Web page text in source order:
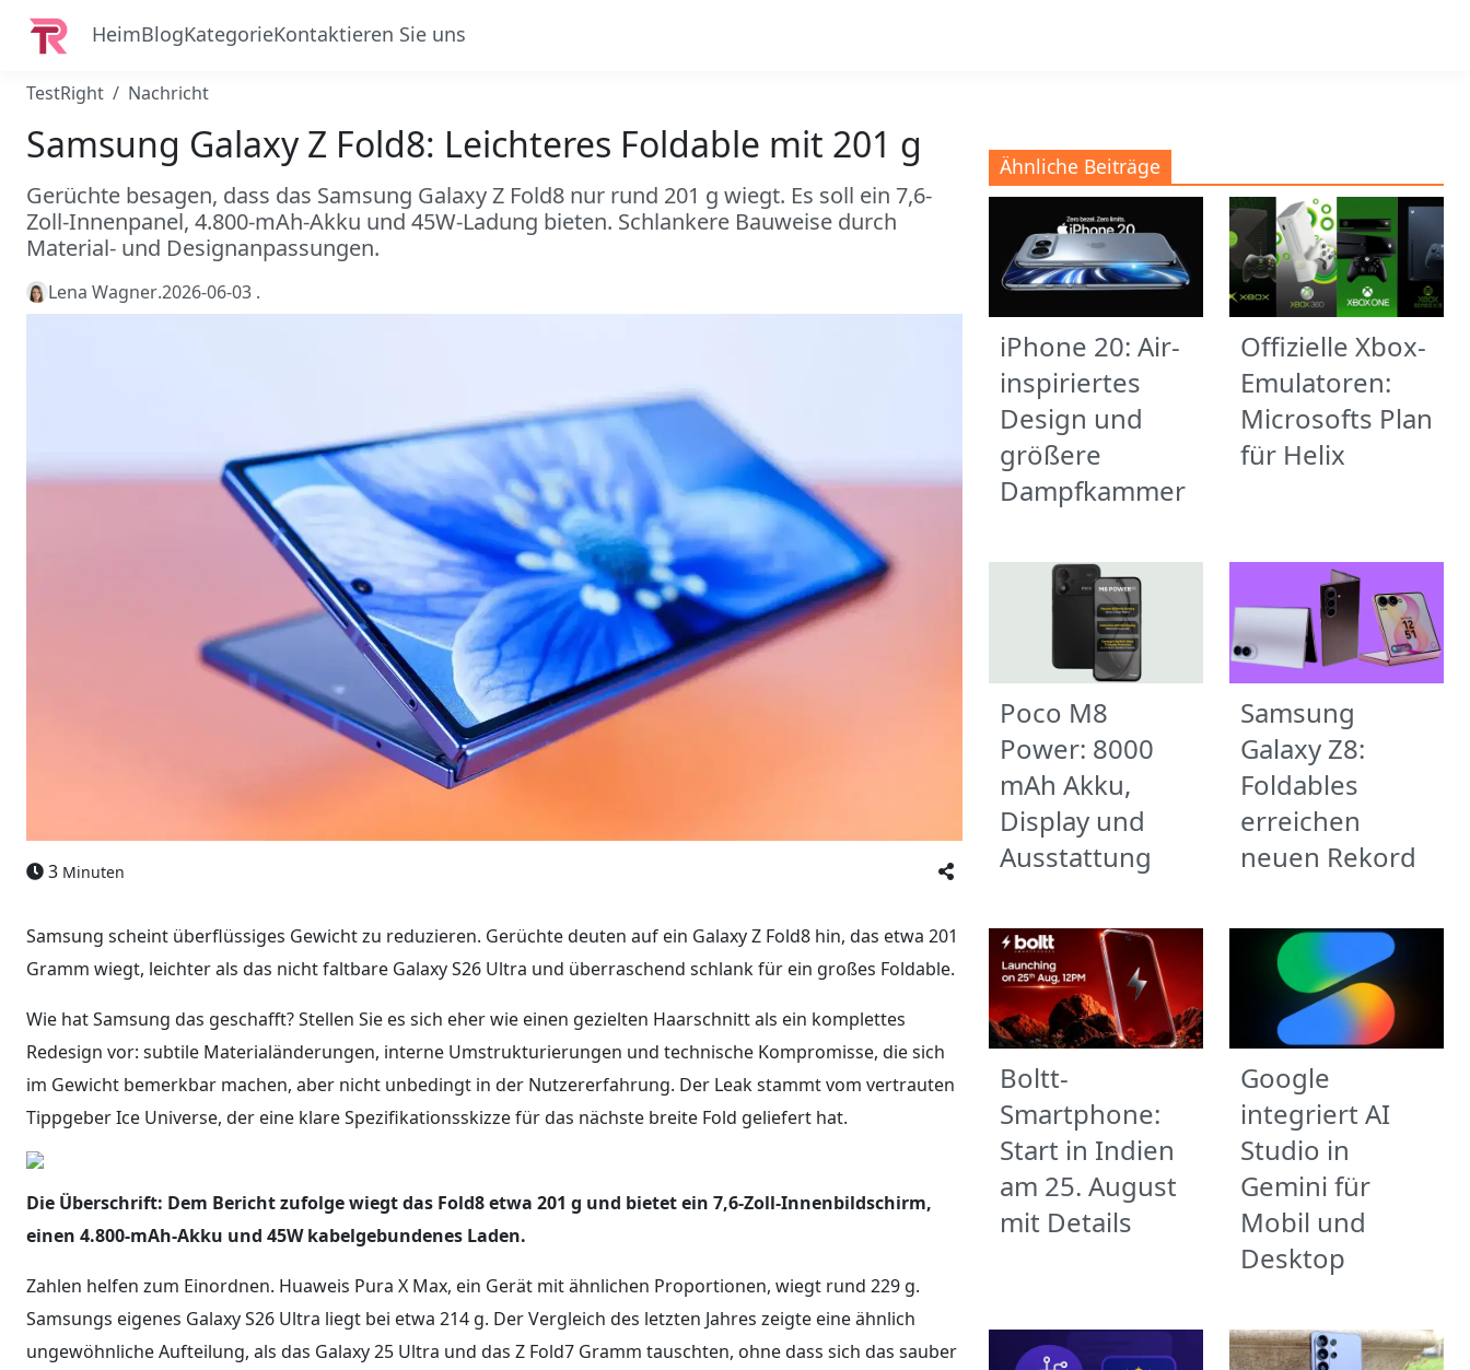
HeimBlogKategorieKontaktieren Sie uns
TestRight Nachricht
Samsung Galaxy Z Fold8: Leichteres Foldable mit 201 g
Gerüchte besagen, dass das Samsung Galaxy Z Fold8 nur rund 201 g wiegt. Es soll ein 7,6-
Zoll-Innenpanel, 4.800-mAh-Akku und 45W-Ladung bieten. Schlankere Bauweise durch
Material- und Designanpassungen.
Lena Wagner.2026-06-03 .
3 Minuten
Samsung scheint überflüssiges Gewicht zu reduzieren. Gerüchte deuten auf ein Galaxy Z Fold8 hin, das etwa 201
Gramm wiegt, leichter als das nicht faltbare Galaxy S26 Ultra und überraschend schlank für ein großes Foldable.
Wie hat Samsung das geschafft? Stellen Sie es sich eher wie einen gezielten Haarschnitt als ein komplettes
Redesign vor: subtile Materialänderungen, interne Umstrukturierungen und technische Kompromisse, die sich
im Gewicht bemerkbar machen, aber nicht unbedingt in der Nutzererfahrung. Der Leak stammt vom vertrauten
Tippgeber Ice Universe, der eine klare Spezifikationsskizze für das nächste breite Fold geliefert hat.
Die Überschrift: Dem Bericht zufolge wiegt das Fold8 etwa 201 g und bietet ein 7,6-Zoll-Innenbildschirm,
einen 4.800-mAh-Akku und 45W kabelgebundenes Laden.
Zahlen helfen zum Einordnen. Huaweis Pura X Max, ein Gerät mit ähnlichen Proportionen, wiegt rund 229 g.
Samsungs eigenes Galaxy S26 Ultra liegt bei etwa 214 g. Der Vergleich des letzten Jahres zeigte eine ähnlich
ungewöhnliche Aufteilung, als das Galaxy 25 Ultra und das Z Fold7 Gramm tauschten, ohne dass sich das sauber
Ähnliche Beiträge
iPhone 20: Air-
inspiriertes
Design und
größere
Dampfkammer
Offizielle Xbox-
Emulatoren:
Microsofts Plan
für Helix
Poco M8
Power: 8000
mAh Akku,
Display und
Ausstattung
Samsung
Galaxy Z8:
Foldables
erreichen
neuen Rekord
Boltt-
Smartphone:
Start in Indien
am 25. August
mit Details
Google
integriert AI
Studio in
Gemini für
Mobil und
Desktop